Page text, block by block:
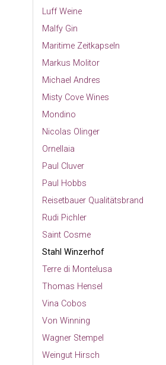
Luff Weine
Malfy Gin
Maritime Zeitkapseln
Markus Molitor
Michael Andres
Misty Cove Wines
Mondino
Nicolas Olinger
Ornellaia
Paul Cluver
Paul Hobbs
Reisetbauer Qualitätsbrand
Rudi Pichler
Saint Cosme
Stahl Winzerhof
Terre di Montelusa
Thomas Hensel
Vina Cobos
Von Winning
Wagner Stempel
Weingut Hirsch